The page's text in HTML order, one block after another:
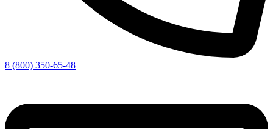
8 (800) 350-65-48